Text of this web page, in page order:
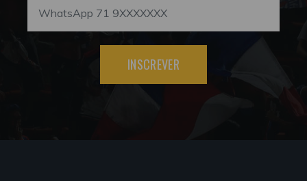
INSCREVER